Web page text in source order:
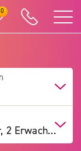
0
1 Zimmer, 2 Erwachsene